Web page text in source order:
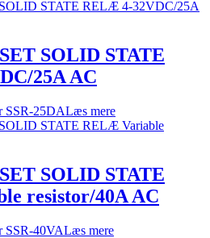
SOLID STATE
25A AC
SSR-25DALæs mere
SOLID STATE
resistor/40A AC
SSR-40VALæs mere